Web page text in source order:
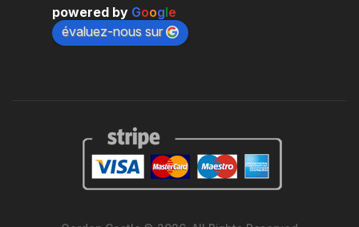
powered by Google
évaluez-nous sur